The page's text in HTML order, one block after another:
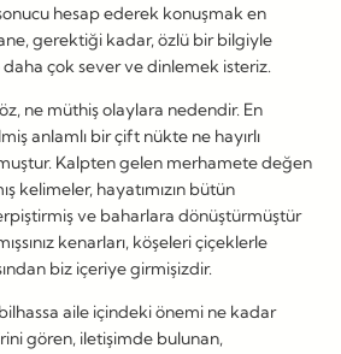
hesap ederek konuşmak en
gerektiği kadar, özlü bir bilgiyle
çok sever ve dinlemek isteriz.
ne müthiş olaylara nedendir. En
anlamlı bir çift nükte ne hayırlı
Kalpten gelen merhamete değen
kelimeler, hayatımızın bütün
ve baharlara dönüştürmüştür
kenarları, köşeleri çiçeklerle
biz içeriye girmişizdir.
aile içindeki önemi ne kadar
gören, iletişimde bulunan,